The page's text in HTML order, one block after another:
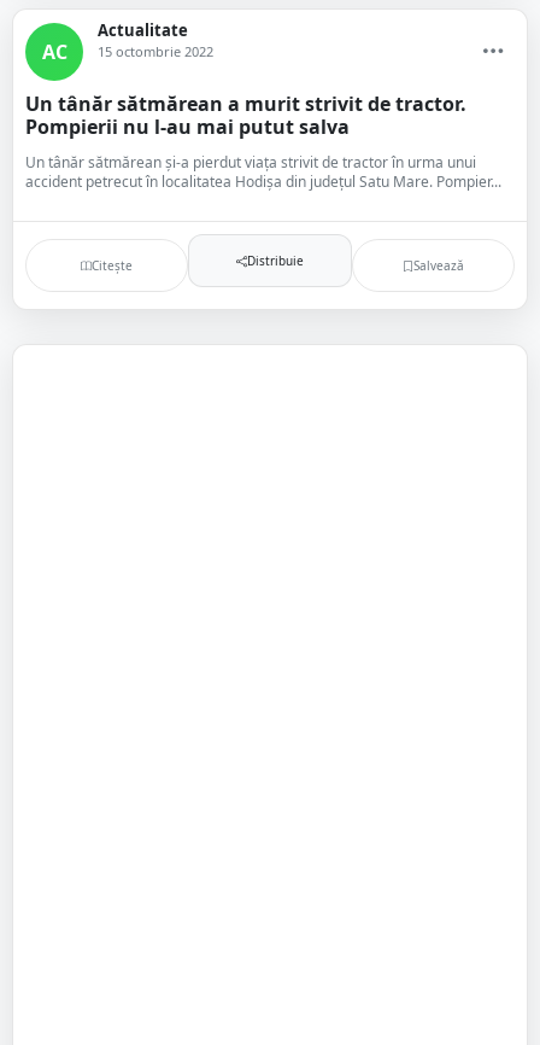
AC
Actualitate
15 octombrie 2022
Un tânăr sătmărean a murit strivit de tractor.
Pompierii nu l-au mai putut salva
Un tânăr sătmărean și-a pierdut viața strivit de tractor în urma unui
accident petrecut în localitatea Hodișa din județul Satu Mare. Pompier...
Citește Distribuie Salvează